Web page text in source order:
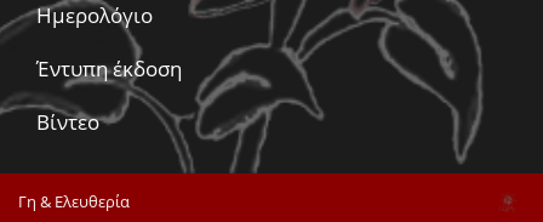
Ημερολόγιο
Έντυπη έκδοση
Βίντεο
Γη & Ελευθερία